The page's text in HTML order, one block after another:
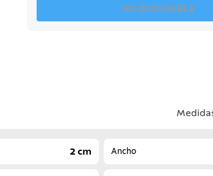
NO DISPONIBLE
2 cm Ancho